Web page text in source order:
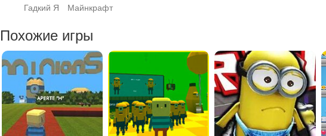
Гадкий Я
Майнкрафт
Похожие игры